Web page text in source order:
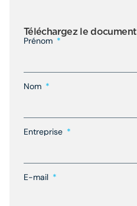
Téléchargez le document
Prénom
Nom
Entreprise
E-mail